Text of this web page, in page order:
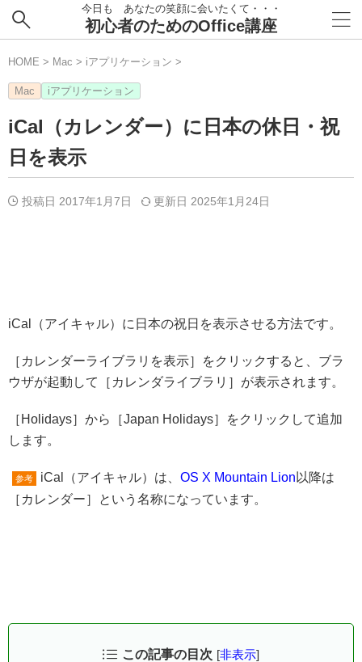
今日も あなたの笑顔に会いたくて・・・
初心者のためのOffice講座
HOME > Mac > iアプリケーション >
Mac iアプリケーション
iCal（カレンダー）に日本の休日・祝
日を表示
投稿日 2017年1月7日 更新日 2025年1月24日
iCal（アイキャル）に日本の祝日を表示させる方法です。
［カレンダーライブラリを表示］をクリックすると、ブラ
ウザが起動して［カレンダライブラリ］が表示されます。
［Holidays］から［Japan Holidays］をクリックして追加
します。
参考 iCal（アイキャル）は、 OS X Mountain Lion 以降は
［カレンダー］という名称になっています。
この記事の目次 [非表示]